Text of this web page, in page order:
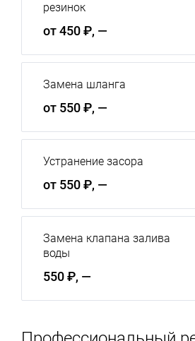
резинок
от 450 ₽, —
Замена шланга
от 550 ₽, —
Устранение засора
от 550 ₽, —
Замена клапана залива
воды
550 ₽, —